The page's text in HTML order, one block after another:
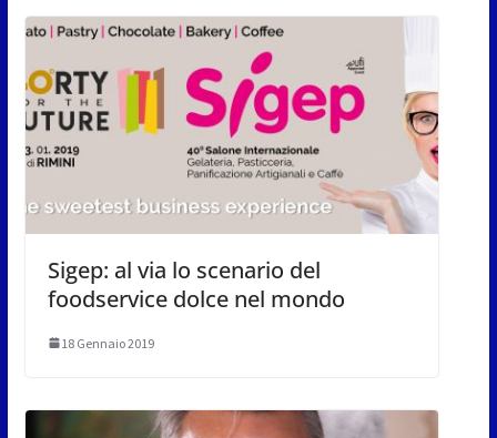
Sigep: al via lo scenario del
foodservice dolce nel mondo
18 Gennaio 2019